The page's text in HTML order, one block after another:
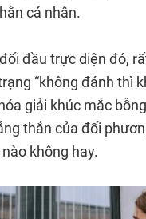
cá nhân.
đầu trực diện đó,
“không đánh thì
giải khúc mắc
thắn của đối
không hay.